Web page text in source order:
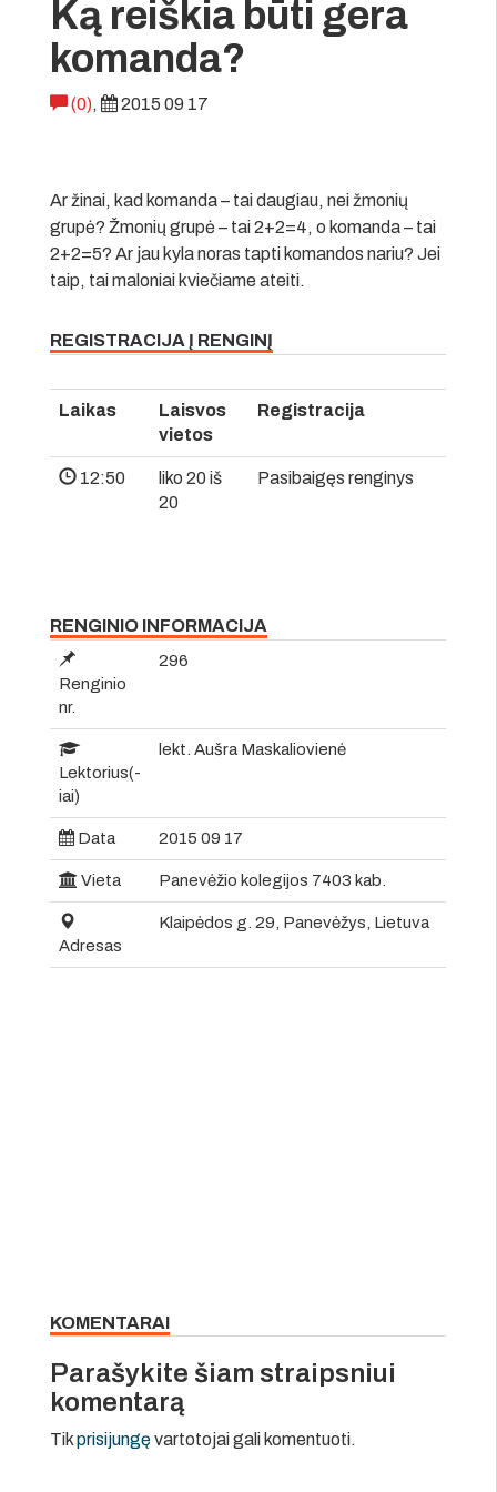
Ką reiškia būti gera
komanda?
(0), 2015 09 17
Ar žinai, kad komanda – tai daugiau, nei žmonių
grupė? Žmonių grupė – tai 2+2=4, o komanda – tai
2+2=5? Ar jau kyla noras tapti komandos nariu? Jei
taip, tai maloniai kviečiame ateiti.
REGISTRACIJA Į RENGINĮ
Laikas
Laisvos
vietos
Registracija
12:50
liko 20 iš
20
Pasibaigęs renginys
RENGINIO INFORMACIJA
Renginio
nr.
296
Lektorius(-
iai)
lekt. Aušra Maskaliovienė
Data 2015 09 17
Vieta Panevėžio kolegijos 7403 kab.
Adresas
Klaipėdos g. 29, Panevėžys, Lietuva
KOMENTARAI
Parašykite šiam straipsniui
komentarą
Tikprisijungęvartotojai gali komentuoti.